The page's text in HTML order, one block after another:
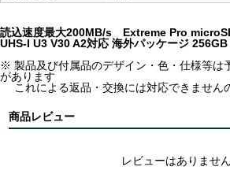
読込速度最大200MB/s Extreme Pro
UHS-I U3 V30 A2対応 海外パッケージ 256GB
※ 製品及び付属品のデザイン・色・仕様等は
があります
これによる返品・交換には対応できません
商品レビュー
レビューはありません